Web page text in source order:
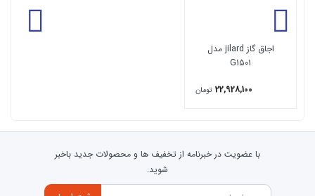
اجاق گاز jilard مدل
G1501
22,928,100 تومان
با عضویت در خبرنامه از تخفیف ها و محصولات جدید باخبر
شوید.